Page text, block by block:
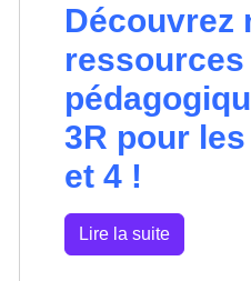
Découvrez
ressources
3R pour
et 4 !
Lire la suite